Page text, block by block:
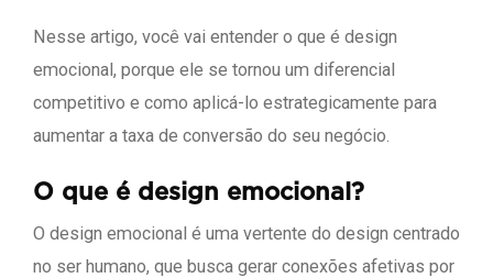
Nesse artigo, você vai entender o que é design
emocional, porque ele se tornou um diferencial
competitivo e como aplicá-lo estrategicamente para
aumentar a taxa de conversão do seu negócio.
O que é design emocional?
O design emocional é uma vertente do design centrado
no ser humano, que busca gerar conexões afetivas por